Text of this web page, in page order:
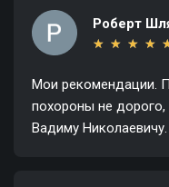
Роберт
★ ★ ★ ★
★ ★ ★ ★
Мои рекомендации.
похороны не дорого,
Вадиму Николаевичу.